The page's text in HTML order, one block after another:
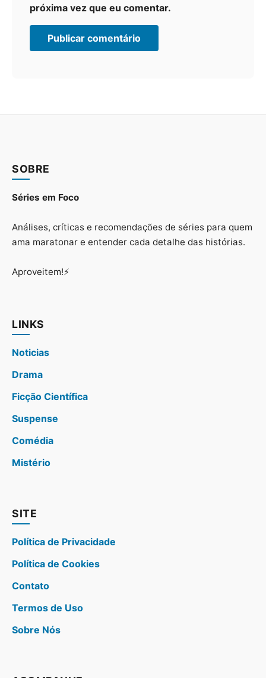
próxima vez que eu comentar.
SOBRE
Séries em Foco
Análises, críticas e recomendações de séries para quem
ama maratonar e entender cada detalhe das histórias.
Aproveitem!⚡
LINKS
Noticias
Drama
Ficção Científica
Suspense
Comédia
Mistério
SITE
Política de Privacidade
Política de Cookies
Contato
Termos de Uso
Sobre Nós